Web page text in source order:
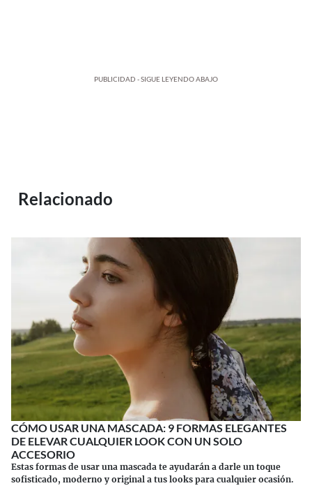
PUBLICIDAD - SIGUE LEYENDO ABAJO
Relacionado
CÓMO USAR UNA MASCADA: 9 FORMAS ELEGANTES
DE ELEVAR CUALQUIER LOOK CON UN SOLO
ACCESORIO
Estas formas de usar una mascada te ayudarán a darle un toque
sofisticado, moderno y original a tus looks para cualquier ocasión.